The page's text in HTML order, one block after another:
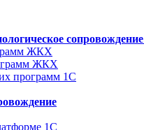
ЖКХ
ЖКХ
программ 1С
1С